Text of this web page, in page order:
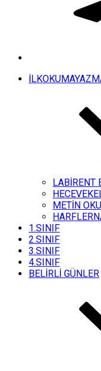
LABİRENT
METİN
1.SINIF
2.SINIF
3.SINIF
4.SINIF
BELİRLİ GÜNLER